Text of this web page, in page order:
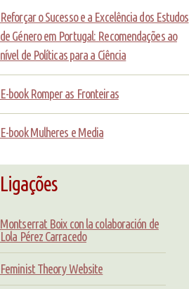
Reforçar o Sucesso e a Excelência dos Estudos
de Género em Portugal: Recomendações ao
nível de Políticas para a Ciência
E-book Romper as Fronteiras
E-book Mulheres e Media
Ligações
Montserrat Boix con la colaboración de
Lola Pérez Carracedo
Feminist Theory Website